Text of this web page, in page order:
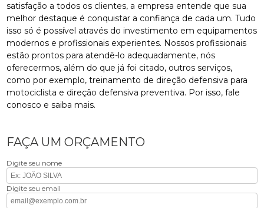
satisfação a todos os clientes, a empresa entende que sua
melhor destaque é conquistar a confiança de cada um. Tudo
isso só é possível através do investimento em equipamentos
modernos e profissionais experientes. Nossos profissionais
estão prontos para atendê-lo adequadamente, nós
oferecermos, além do que já foi citado, outros serviços,
como por exemplo, treinamento de direção defensiva para
motociclista e direção defensiva preventiva. Por isso, fale
conosco e saiba mais.
FAÇA UM ORÇAMENTO
Digite seu nome
Digite seu email